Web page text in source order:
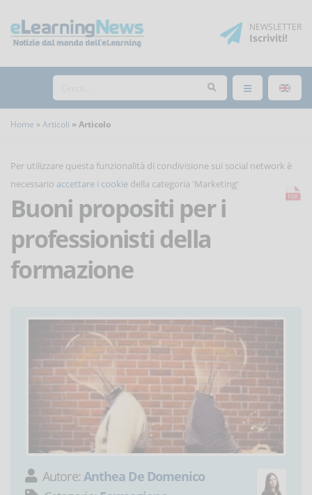
NEWSLETTER
Iscriviti!
Home Articoli Articolo
Per utilizzare questa funzionalità di condivisione sui social network è
necessario accettare i cookie della categoria 'Marketing'
Buoni propositi per i
professionisti della
formazione
Autore: Anthea De Domenico